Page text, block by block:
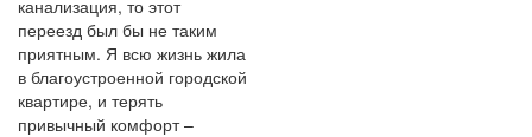
канализация, то этот
переезд был бы не таким
приятным. Я всю жизнь жила
в благоустроенной городской
квартире, и терять
привычный комфорт –